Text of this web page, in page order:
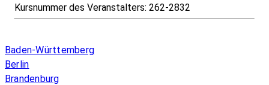
Kursnummer des Veranstalters: 262-2832
Baden-Württemberg
Berlin
Brandenburg